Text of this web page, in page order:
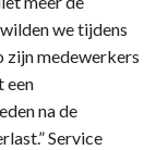
we tijdens
zijn medewerkers
een
na de
Service